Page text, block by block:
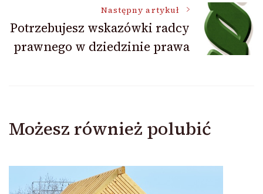
Następny artykuł
Potrzebujesz wskazówki radcy
prawnego w dziedzinie prawa
Możesz również polubić